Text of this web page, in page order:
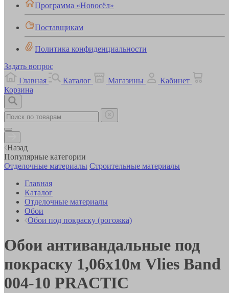
Программа «Новосёл»
Поставщикам
Политика конфиденциальности
Задать вопрос
Главная
Каталог Магазины
Кабинет
Корзина
Назад
Популярные категории
Отделочные материалы Строительные материалы
Главная
Каталог
Отделочные материалы
Обои
Обои под покраску (рогожка)
Обои антивандальные под
покраску 1,06х10м Vlies Band
004-10 PRACTIC